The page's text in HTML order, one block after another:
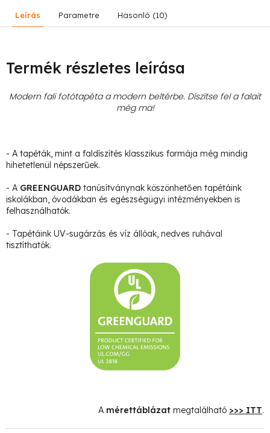
Leírás Parametre Hasonló (10)
Termék részletes leírása
Modern fali fotótapéta a modern beltérbe. Díszítse fel a falait
még ma!
- A tapéták, mint a faldíszítés klasszikus formája még mindig
hihetetlenül népszerűek.
- A GREENGUARD tanúsítványnak köszönhetően tapétáink
iskolákban, óvodákban és egészségügyi intézményekben is
felhasználhatók.
- Tapétáink UV-sugárzás és víz állóak, nedves ruhával
tisztíthatók.
A mérettáblázat megtalálható >>> ITT.